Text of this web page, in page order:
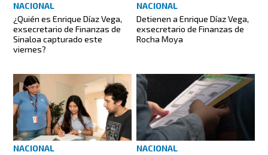
NACIONAL
¿Quién es Enrique Díaz Vega,
exsecretario de Finanzas de
Sinaloa capturado este
viernes?
NACIONAL
Detienen a Enrique Díaz Vega,
exsecretario de Finanzas de
Rocha Moya
NACIONAL
NACIONAL